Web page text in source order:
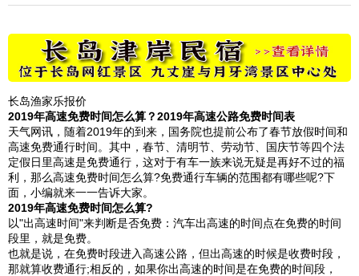
长岛渔家乐报价
2019年高速免费时间怎么算？2019年高速公路免费时间表
天气网讯，随着2019年的到来，国务院也提前公布了春节放假时间和
高速免费通行时间。其中，春节、清明节、劳动节、国庆节等四个法
定假日里高速是免费通行，这对于有车一族来说无疑是再好不过的福
利，那么高速免费时间怎么算?免费通行车辆的范围都有哪些呢?下
面，小编就来一一告诉大家。
2019年高速免费时间怎么算?
以"出高速时间"来判断是否免费：汽车出高速的时间点在免费的时间
段里，就是免费。
也就是说，在免费时段进入高速公路，但出高速的时候是收费时段，
那就算收费通行;相反的，如果你出高速的时间是在免费的时间段，